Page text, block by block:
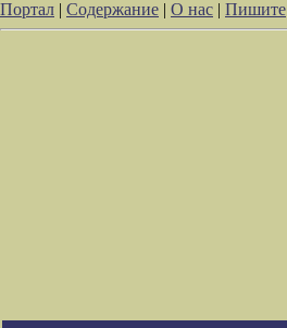
Портал | Содержание | О нас | Пишите